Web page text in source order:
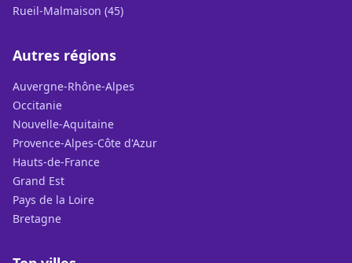
Rueil-Malmaison (45)
Autres régions
Auvergne-Rhône-Alpes
Occitanie
Nouvelle-Aquitaine
Provence-Alpes-Côte d'Azur
Hauts-de-France
Grand Est
Pays de la Loire
Bretagne